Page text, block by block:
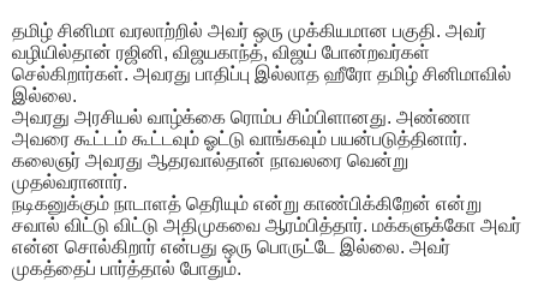
தமிழ் சினிமா வரலாற்றில் அவர் ஒரு முக்கியமான பகுதி. அவர்
வழியில்தான் ரஜினி, விஜயகாந்த், விஜய் போன்றவர்கள்
செல்கிறார்கள். அவரது பாதிப்பு இல்லாத ஹீரோ தமிழ் சினிமாவில்
இல்லை.
அவரது அரசியல் வாழ்க்கை ரொம்ப சிம்பிளானது. அண்ணா
அவரை கூட்டம் கூட்டவும் ஓட்டு வாங்கவும் பயன்படுத்தினார்.
கலைஞர் அவரது ஆதரவால்தான் நாவலரை வென்று
முதல்வரானார்.
நடிகனுக்கும் நாடாளத் தெரியும் என்று காண்பிக்கிறேன் என்று
சவால் விட்டு விட்டு அதிமுகவை ஆரம்பித்தார். மக்களுக்கோ அவர்
என்ன சொல்கிறார் என்பது ஒரு பொருட்டே இல்லை. அவர்
முகத்தைப் பார்த்தால் போதும்.